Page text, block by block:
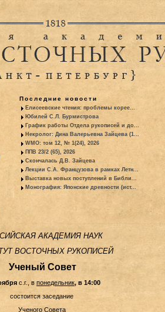
Последние новости
Елисеевские чтения: проблемы корее...
Юбилей С.Л. Бурмистрова
График работы Отдела рукописей и до...
Некролог: Дина Валерьевна Зайцева (1...
WMO: том 12, № 1(24), 2026
ППВ 23/2 (65), 2026
Скончалась Д.В. Зайцева
Лекции С.А. Французова в рамках Летн...
Выставка новых поступлений в Библи...
Монография: Японские древности (ист...
АКАДЕМИЯ НАУК
ВОСТОЧНЫХ РУКОПИСЕЙ
Ученый Совет
с.г., в понедельник, в 14:00
состоится заседание
Ученого Совета